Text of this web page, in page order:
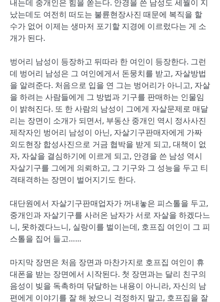
내는데 중개인은 힘을 쏟는다. 안경을 쓴 남성도 세월이 지
났는데도 여전히 떠도는 불륜현장사진 때문에 복직을 할
수가 없어 이제는 생마저 포기할 지경에 이르렀다는 게 소
개가 된다.
벙어리 남성이 등장하고 뒤따라 한 여인이 등장한다. 그런
데 벙어리 남성은 그 여인에게서 돈뭉치를 받고, 자살방법
을 알려준다. 처음으로 입을 연 그는 벙어리가 아니고, 자살
을 하려는 사람들에게 그 방법과 기구를 판매하는 인물임
이 밝혀진다. 또 한 사람의 남성이 그에게 자살문제로 매달
리는 장면이 소개가 되면서, 부동산 중개인 역시 정사사진
제작자인 벙어리 남성이 아닌, 자살기구판매자에게 가짜
외도현장 합성사진으로 거금 협박을 받게 되고, 대책이 없
자, 자살을 결심하기에 이르게 되고, 안경을 쓴 남성 역시
자살기구를 그에게 의뢰하고, 그 기구와 그 성능을 두고 티
격태격하는 장면이 벌어지기도 한다.
대단원에서 자살기구판매업자가 꺼내놓은 피스톨을 두고,
중개인과 자살기구를 사러온 남자가 서로 자살을 하겠다느
니, 못하겠다느니, 실랑이를 벌이는데, 호프집 여인이 그 피
스톨을 집어 들고……
마지막 장면은 처음 장면과 마찬가지로 호프집 여인이 휴
대폰을 받는 장면에서 시작된다. 첫 장면과는 달리 친구의
음성이 빚을 독촉하며 닦달하는 내용이 아니라, 자신의 남
편에게 이야기를 잘 해 놨으니 걱정하지 말고, 호프집을 잘